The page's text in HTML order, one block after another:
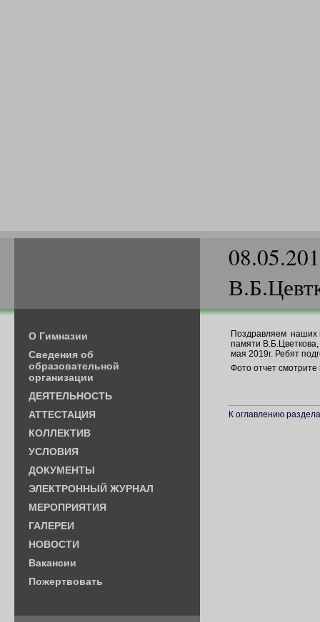
О Гимназии
Cведения об
образовательной
организации
ДЕЯТЕЛЬНОСТЬ
АТТЕСТАЦИЯ
КОЛЛЕКТИВ
УСЛОВИЯ
ДОКУМЕНТЫ
ЭЛЕКТРОННЫЙ ЖУРНАЛ
МЕРОПРИЯТИЯ
ГАЛЕРЕИ
НОВОСТИ
Вакансии
Пожертвовать
Поздравляем наших
памяти
мая 2019г. Ребят
Фото отчет
К оглавлению